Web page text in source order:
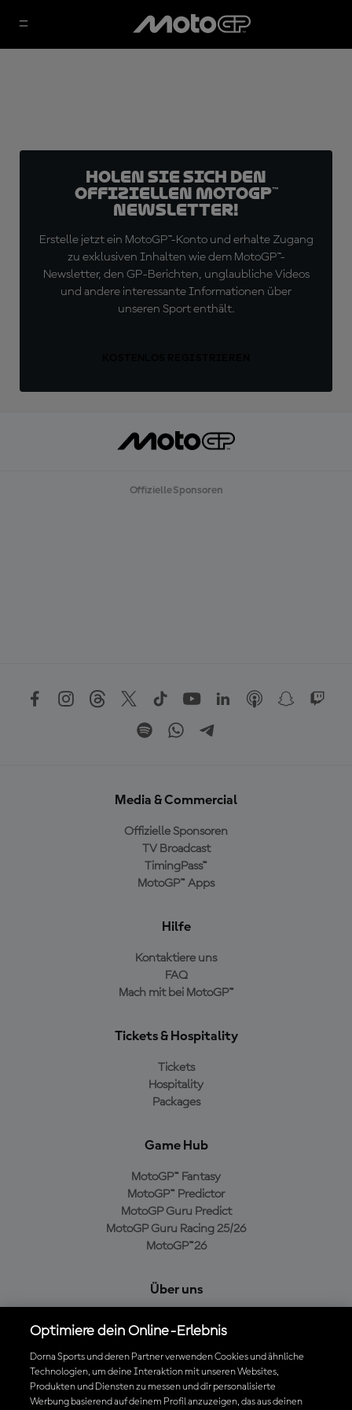
Holen Sie sich den
offiziellen MotoGP™
Newsletter!
Erstelle jetzt ein MotoGP™-Konto und erhalte Zugang
zu exklusiven Inhalten wie dem MotoGP™-
Newsletter, den GP-Berichten, unglaubliche Videos
und andere interessante Informationen über
unseren Sport enthält.
Offizielle Sponsoren
Media & Commercial
Offizielle Sponsoren
TV Broadcast
TimingPass™
MotoGP™ Apps
Hilfe
Kontaktiere uns
FAQ
Mach mit bei MotoGP™
Tickets & Hospitality
Tickets
Hospitality
Packages
Game Hub
MotoGP™ Fantasy
MotoGP™ Predictor
MotoGP Guru Predict
MotoGP Guru Racing 25/26
MotoGP™26
Über uns
Cookie-Richtlinien
Geschäftsbedingungen
Datenschutzrichtlinien
Kaufrichtlinie
Optimiere dein Online-Erlebnis
Dorna Sports und deren Partner verwenden Cookies und ähnliche
Technologien, um deine Interaktion mit unseren Websites,
Produkten und Diensten zu messen und dir personalisierte
Werbung basierend auf deinem Profil anzuzeigen, das aus deinen